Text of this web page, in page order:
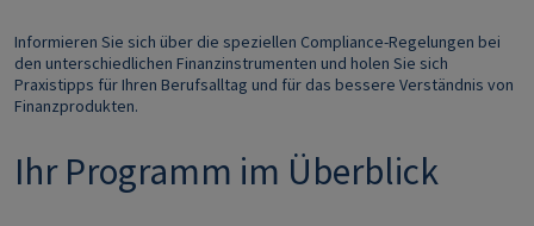
Informieren Sie sich über die speziellen Compliance-Regelungen bei
den unterschiedlichen Finanzinstrumenten und holen Sie sich
Praxistipps für Ihren Berufsalltag und für das bessere Verständnis von
Finanzprodukten.
Ihr Programm im Überblick